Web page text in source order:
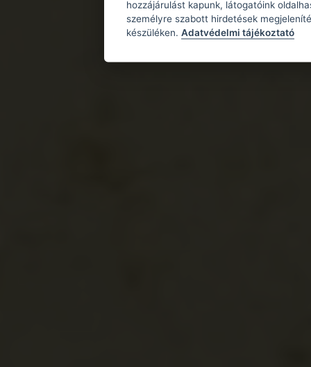
hozzájárulást kapunk, látogatóink
személyre szabott hirdetések
készüléken. Adatvédelmi tájékoztató